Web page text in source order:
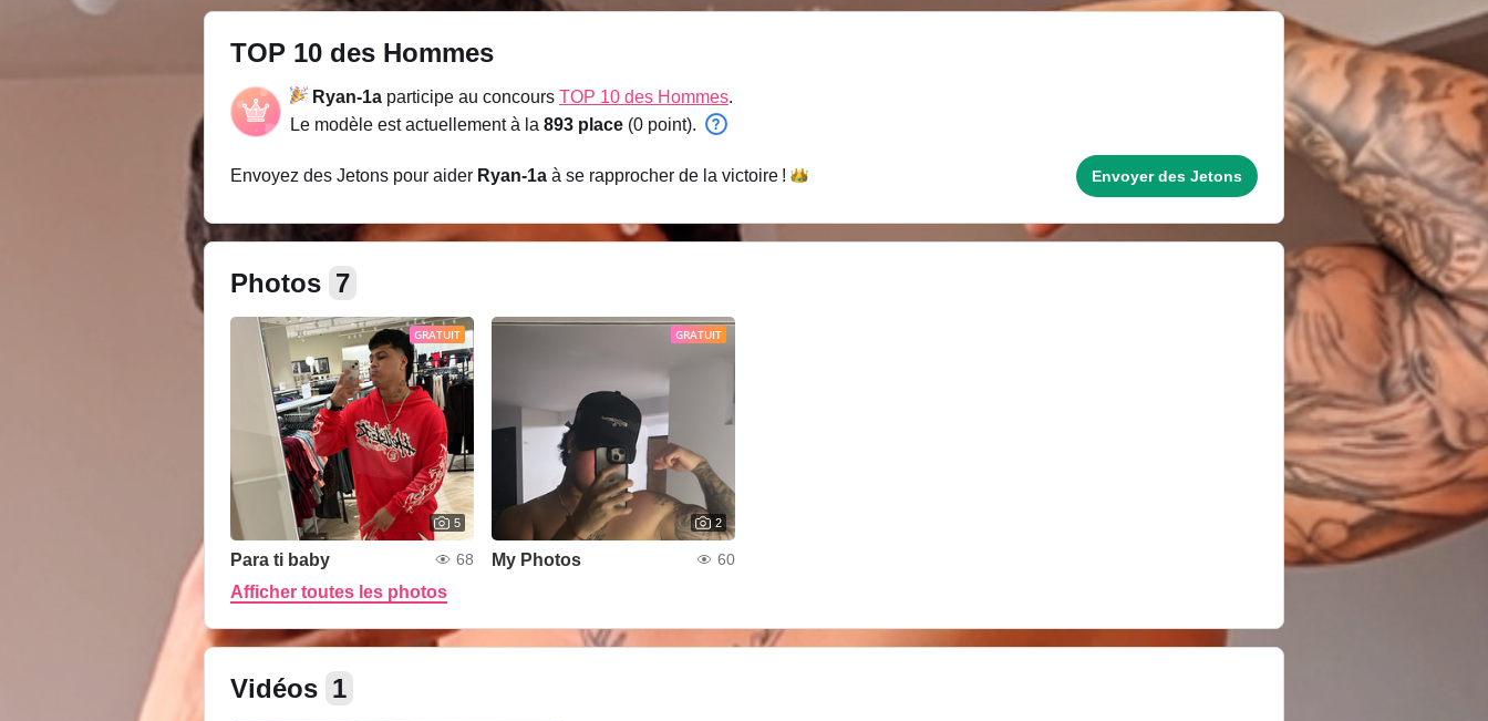
TOP 10 des Hommes
Ryan-1a participe au concours TOP 10 des Hommes.
Le modèle est actuellement à la 893 place (0 point).
Envoyez des Jetons pour aider Ryan-1a à se rapprocher de la victoire ! Envoyer des Jetons
Photos 7
GRATUIT
5
Para ti baby 68
GRATUIT
2
My Photos 60
Afficher toutes les photos
Vidéos 1